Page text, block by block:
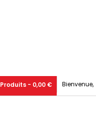
Bienvenue,
Produits - 0,00 €